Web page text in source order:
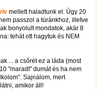
mellett haladtunk el. Úgy 20
passzol a túránkhoz, illetve
bonyolult mondatok, akár 8
tehát ott hagytuk és NEM
... a csőrét ez a láda (most
"maradt" dumát és ha nem
Sajnálom, mert
amikor áll!